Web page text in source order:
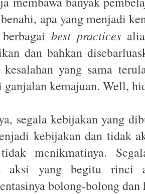
apa yang menjadi
best practices
dan bahkan
yang sama
ganjalan kemajuan. Well,
segala kebijakan yang
kebijakan dan tidak
menikmatinya.
aksi yang begitu rinci
bolong-bolong dan